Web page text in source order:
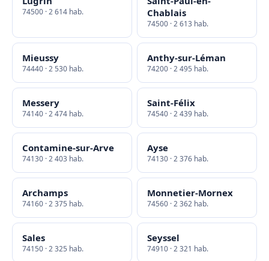
74500 · 2 614 hab.
Chablais
74500 · 2 613 hab.
Mieussy
74440 · 2 530 hab.
Anthy-sur-Léman
74200 · 2 495 hab.
Messery
74140 · 2 474 hab.
Saint-Félix
74540 · 2 439 hab.
Contamine-sur-Arve
74130 · 2 403 hab.
Ayse
74130 · 2 376 hab.
Archamps
74160 · 2 375 hab.
Monnetier-Mornex
74560 · 2 362 hab.
Sales
74150 · 2 325 hab.
Seyssel
74910 · 2 321 hab.